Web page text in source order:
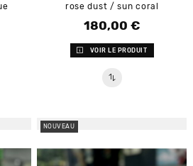
rose dust / sun coral
Prix
180,00 €
VOIR LE PRODUIT
NOUVEAU